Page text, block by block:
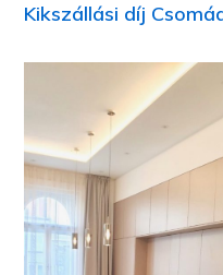
Kikszállási díj